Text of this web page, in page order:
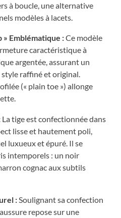
à boucle, une alternative
modèles à lacets.
» Emblématique :Ce modèle
caractéristique à
argentée, assurant un
raffiné et original.
(« plain toe ») allonge
La tige est confectionnée dans
lisse et hautement poli,
luxueux et épuré. Il se
intemporels : un noir
cognac aux subtils
:Soulignant sa confection
repose sur une